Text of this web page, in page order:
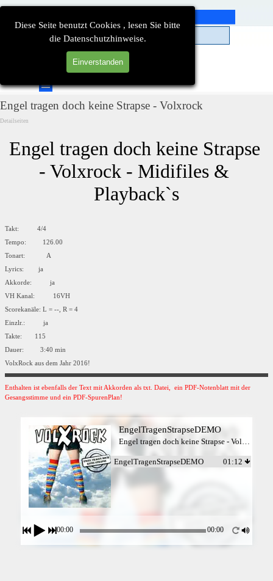
Diese Seite benutzt Cookies , lesen Sie bitte
die Datenschutzhinweise.
Einverstanden
Direkt zum Seiteninhalt
Menü überspringen
Engel tragen doch keine Strapse - Volxrock
Detailseiten
Engel tragen doch keine Strapse
- Volxrock - Midifiles &
Playback`s
Takt: 4/4
Tempo: 126.00
Tonart: A
Lyrics: ja
Akkorde: ja
VH Kanal: 16VH
Scorekanäle: L = --, R = 4
Einzlr.: ja
Takte: 115
Dauer: 3:40 min
VolxRock aus dem Jahr 2016!
Enthalten ist ebenfalls der Text mit Akkorden als txt. Datei, ein PDF-Notenblatt mit der
Gesangsstimme und ein PDF-SpurenPlan!
EngelTragenStrapseDEMO
EngelTragenStrapseDEMO 01:12
00:00 00:00